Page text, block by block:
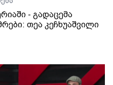
- გადაცემა
თეა კეჩხუაშვილი